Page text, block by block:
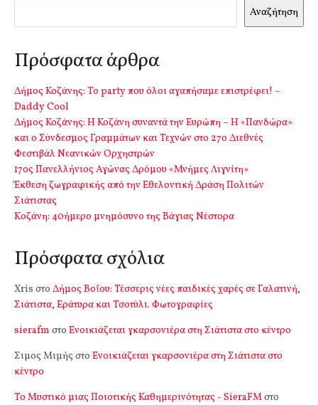
Αναζήτηση
Πρόσφατα άρθρα
Δήμος Κοζάνης: Το party που όλοι αγαπήσαμε επιστρέφει! –
Daddy Cool
Δήμος Κοζάνης: Η Κοζάνη συναντά την Ευρώπη – Η «Πανδώρα»
και ο Σύνδεσμος Γραμμάτων και Τεχνών στο 27ο Διεθνές
Φεστιβάλ Νεανικών Ορχηστρών
17ος Πανελλήνιος Αγώνας Δρόμου «Μνήμες Λιγνίτη»
Έκθεση ζωγραφικής από την Εθελοντική Δράση Πολιτών
Σιάτιστας
Kοζάνη: 40ήμερο μνημόσυνο της Βάγιας Νέστορα
Πρόσφατα σχόλια
Xris στο Δήμος Βοΐου: Τέσσερις νέες παιδικές χαρές σε Γαλατινή,
Σιάτιστα, Εράτυρα και Τσοτύλι. Φωτογραφίες
sierafm στο Ενοικιάζεται γκαρσονιέρα στη Σιάτιστα στο κέντρο
Σιμος Μιμής στο Ενοικιάζεται γκαρσονιέρα στη Σιάτιστα στο
κέντρο
Το Μυστικό μιας Ποιοτικής Καθημερινότητας - SieraFMστο